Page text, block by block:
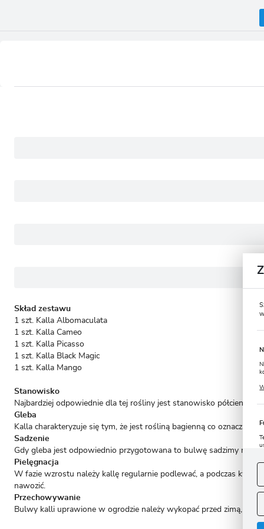
Skład zestawu
1 szt. Kalla Albomaculata
1 szt. Kalla Cameo
1 szt. Kalla Picasso
1 szt. Kalla Black Magic
1 szt. Kalla Mango
Stanowisko
Najbardziej odpowiednie dla tej rośliny jest stanowisko półcieniste i
Gleba
Kalla charakteryzuje się tym, że jest rośliną bagienną co oznacza,
Sadzenie
Gdy gleba jest odpowiednio przygotowana to bulwę sadzimy na
Pielęgnacja
W fazie wzrostu należy kallę regularnie podlewać, a podczas
nawozić.
Przechowywanie
Bulwy kalli uprawione w ogrodzie należy wykopać przed zimą,